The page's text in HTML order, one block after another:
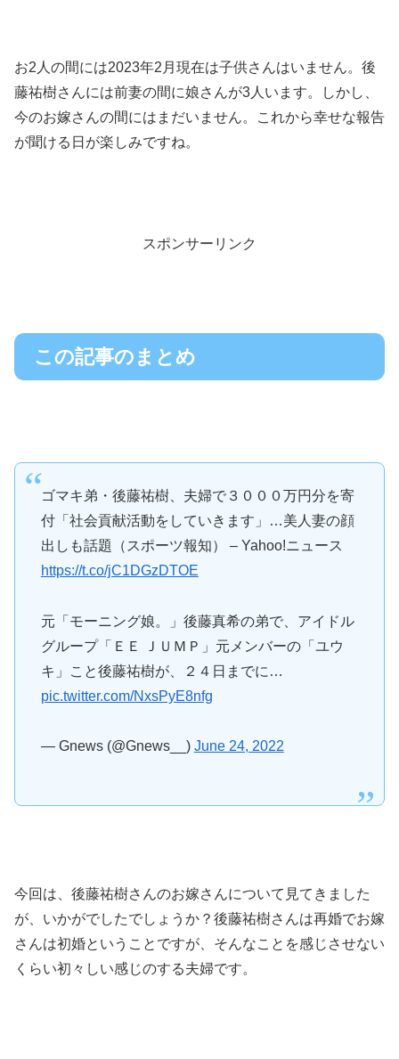
お2人の間には2023年2月現在は子供さんはいません。後
藤祐樹さんには前妻の間に娘さんが3人います。しかし、
今のお嫁さんの間にはまだいません。これから幸せな報告
が聞ける日が楽しみですね。
スポンサーリンク
この記事のまとめ
ゴマキ弟・後藤祐樹、夫婦で３０００万円分を寄
付「社会貢献活動をしていきます」…美人妻の顔
出しも話題（スポーツ報知） – Yahoo!ニュース
https://t.co/jC1DGzDTOE
元「モーニング娘。」後藤真希の弟で、アイドル
グループ「ＥＥ ＪＵＭＰ」元メンバーの「ユウ
キ」こと後藤祐樹が、２４日までに…
pic.twitter.com/NxsPyE8nfg
— Gnews (@Gnews__) June 24, 2022
今回は、後藤祐樹さんのお嫁さんについて見てきました
が、いかがでしたでしょうか？後藤祐樹さんは再婚でお嫁
さんは初婚ということですが、そんなことを感じさせない
くらい初々しい感じのする夫婦です。